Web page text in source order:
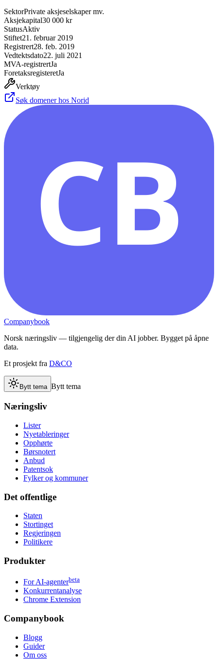
SektorPrivate aksjeselskaper mv.
Aksjekapital30 000 kr
StatusAktiv
Stiftet21. februar 2019
Registrert28. feb. 2019
Vedtektsdato22. juli 2021
MVA-registrertJa
ForetaksregisteretJa
Verktøy
Søk domener hos Norid
CB
Companybook
Norsk næringsliv — tilgjengelig der din AI jobber. Bygget på åpne
data.
Et prosjekt fra D&CO
Bytt tema Bytt tema
Næringsliv
Lister
Nyetableringer
Opphørte
Børsnotert
Anbud
Patentsok
Fylker og kommuner
Det offentlige
Staten
Stortinget
Regjeringen
Politikere
Produkter
For AI-agenterbeta
Konkurrentanalyse
Chrome Extension
Companybook
Blogg
Guider
Om oss